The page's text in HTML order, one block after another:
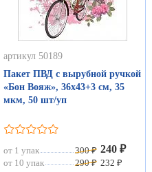
артикул 50189
Пакет ПВД с вырубной ручкой
«Бон Вояж», 36х43+3 см, 35
мкм, 50 шт/уп
от 1 упак 300 ₽ 240 ₽
от 10 упак 290 ₽ 232 ₽